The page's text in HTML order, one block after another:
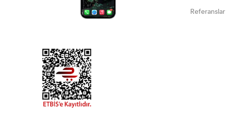
Referanslar